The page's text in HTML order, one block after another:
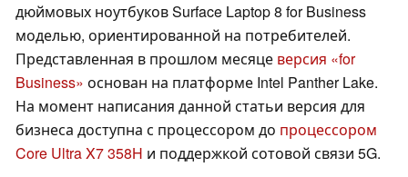
дюймовых ноутбуков Surface Laptop 8 for Business
моделью, ориентированной на потребителей.
Представленная в прошлом месяце версия «for
Business» основан на платформе Intel Panther Lake.
На момент написания данной статьи версия для
бизнеса доступна с процессором до процессором
Core Ultra X7 358H и поддержкой сотовой связи 5G.